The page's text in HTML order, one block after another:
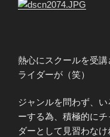
熱心にスクールを受
ライダーが（笑）
ジャンルを問わず、
ーする為、積極的に
ダーとして見習わなけ